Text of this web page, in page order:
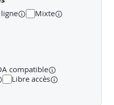
pour provisionner
base
verc un parc EC2 à
ligne
Mixte
compatible
Libre accès